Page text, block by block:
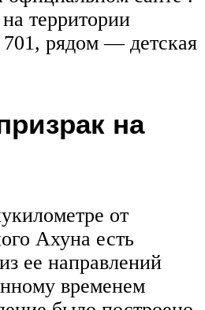
территории
рядом — детская
на
от
Ахуна есть
ее направлений
временем